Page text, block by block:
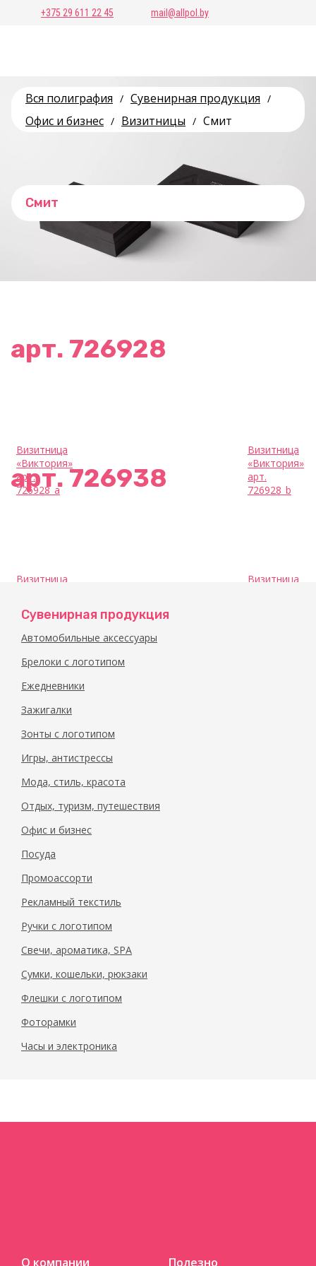
+375 29 611 22 45 mail@allpol.by
Вся полиграфия / Сувенирная продукция /
Офис и бизнес / Визитницы / Смит
Смит
арт. 726928
Визитница
«Виктория»
арт.
726928_a
Визитница
«Виктория»
арт.
726928_b
арт. 726938
Визитница
726938_a
Визитница
Сувенирная продукция
Автомобильные аксессуары
Брелоки с логотипом
Ежедневники
Зажигалки
Зонты с логотипом
Игры, антистрессы
Мода, стиль, красота
Отдых, туризм, путешествия
Офис и бизнес
Посуда
Промоассорти
Рекламный текстиль
Ручки с логотипом
Свечи, ароматика, SPA
Сумки, кошельки, рюкзаки
Флешки с логотипом
Фоторамки
Часы и электроника
О компании Полезно